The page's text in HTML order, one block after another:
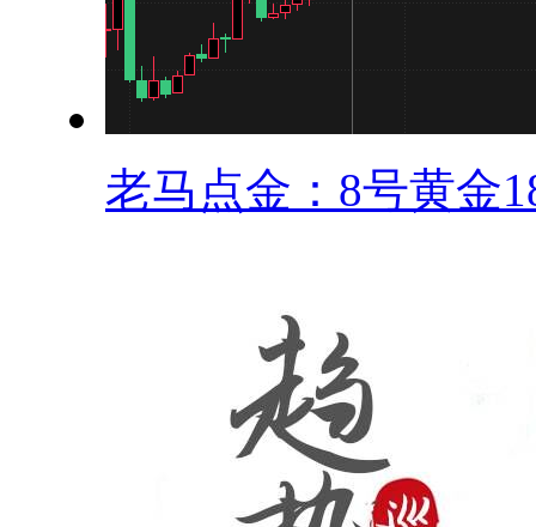
老马点金：8号黄金